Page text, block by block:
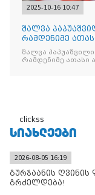
2025-10-16 10:47
შალვა
რამდენიმე
შეიკრიბა,
შალვა
რამდენიმე ათასი
clickss
ᲡᲘᲐᲮᲚᲔᲔᲑᲘ
2026-08-05 16:19
გურჯაანის
გრძელდება!